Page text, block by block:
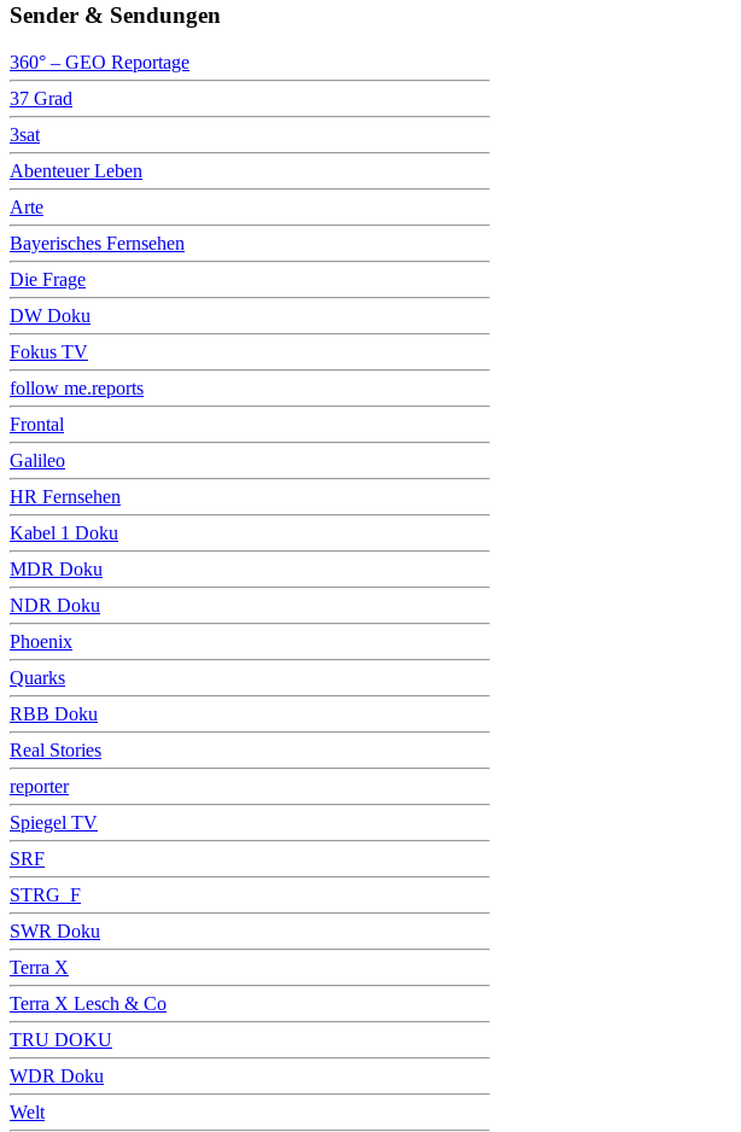
Sender & Sendungen
360° – GEO Reportage
37 Grad
3sat
Abenteuer Leben
Arte
Bayerisches Fernsehen
Die Frage
DW Doku
Fokus TV
follow me.reports
Frontal
Galileo
HR Fernsehen
Kabel 1 Doku
MDR Doku
NDR Doku
Phoenix
Quarks
RBB Doku
Real Stories
reporter
Spiegel TV
SRF
STRG_F
SWR Doku
Terra X
Terra X Lesch & Co
TRU DOKU
WDR Doku
Welt